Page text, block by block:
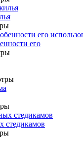
его
стедикамов